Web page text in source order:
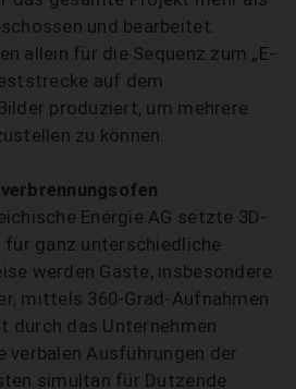
und bearbeitet.
allein für die Sequenz zum „E-
auf dem
produziert, um mehrere
zu können.
Energie AG setzte 3D-
für ganz unterschiedliche
werden Gäste, insbesondere
mittels 360-Grad-Aufnahmen
durch das Unternehmen
verbalen Ausführungen der
simultan für Dutzende